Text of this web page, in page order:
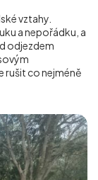
vztahy.
a nepořádku, a
odjezdem
rušit co nejméně